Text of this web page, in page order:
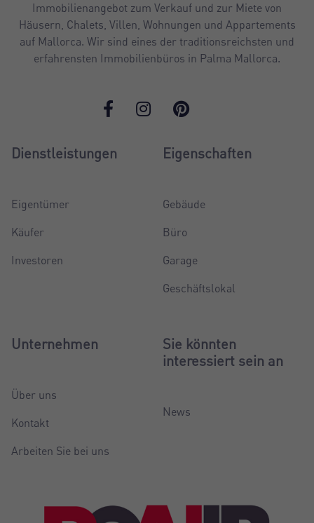
Immobilienangebot zum Verkauf und zur Miete von
Häusern, Chalets, Villen, Wohnungen und Appartements
auf Mallorca. Wir sind eines der traditionsreichsten und
erfahrensten Immobilienbüros in Palma Mallorca.
Dienstleistungen
Eigentümer
Käufer
Investoren
Eigenschaften
Gebäude
Büro
Garage
Geschäftslokal
Unternehmen
Über uns
Kontakt
Arbeiten Sie bei uns
Sie könnten
interessiert sein an
News